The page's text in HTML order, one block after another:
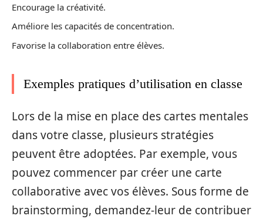
Encourage la créativité.
Améliore les capacités de concentration.
Favorise la collaboration entre élèves.
Exemples pratiques d’utilisation en classe
Lors de la mise en place des cartes mentales
dans votre classe, plusieurs stratégies
peuvent être adoptées. Par exemple, vous
pouvez commencer par créer une carte
collaborative avec vos élèves. Sous forme de
brainstorming, demandez-leur de contribuer